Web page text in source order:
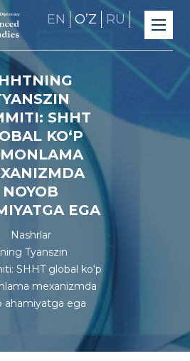
EN OʼZ RU
SHHT
KO‘P
NOYOB
EGA
Nashrlar
Tyanszin
SHHT global ko‘p
mexanizmda
ahamiyatga ega